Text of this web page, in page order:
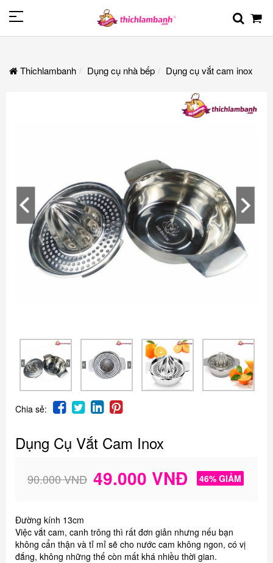
Thichlambanh Dụng cụ nhà bếp Dụng cụ vắt cam inox
Chia sẻ:
Dụng Cụ Vắt Cam Inox
90.000 VNĐ 49.000 VNĐ 46% GIẢM
Đường kính 13cm
Việc vắt cam, canh trông thì rất đơn giản nhưng nếu bạn
không cẩn thận và tỉ mỉ sẽ cho nước cam không ngon, có vị
đắng, không những thế còn mất khá nhiều thời gian.